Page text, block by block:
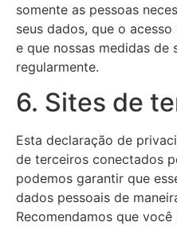
somente as pessoas
seus dados, que o
e que nossas medidas de
regularmente.
6. Sites de
Esta declaração de
de terceiros conectados
podemos garantir que
dados pessoais de
Recomendamos que